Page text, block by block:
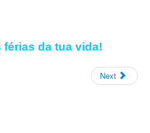
férias da tua vida!
Next